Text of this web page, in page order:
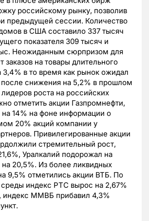
российскому рынку, позволив
предыдущей сессии. Количество
в США составило 337 тысяч
показателя 309 тысяч и
Неожиданным сюрпризом для
заказов на товары длительного
3,4% в то время как рынок ожидал
после снижения на 5,2% в прошлом
роста на российских
отметить акции Газпромнефти,
14% на фоне информации о
20% акций компании у
Привилегированные акции
стремительный рост,
Уралкалий подорожал на
на 20,5%. Из более ликвидных
9,5% отметились акции ВТБ. По
индекс РТС вырос на 2,67%
индекс ММВБ прибавил 4,3%